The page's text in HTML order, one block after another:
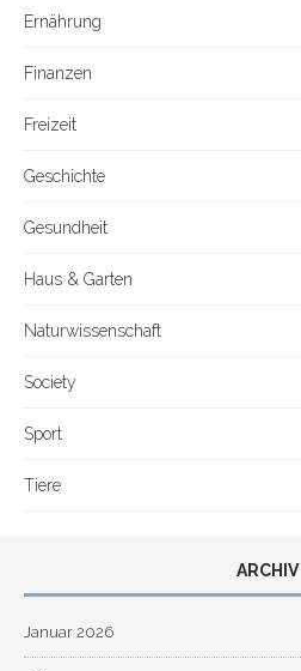
Ernährung
Finanzen
Freizeit
Geschichte
Gesundheit
Haus & Garten
Naturwissenschaft
Society
Sport
Tiere
ARCHIV
Januar 2026